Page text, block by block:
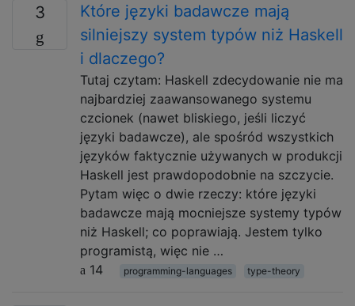
3
Które języki badawcze mają
silniejszy system typów niż Haskell
i dlaczego?
Tutaj czytam: Haskell zdecydowanie nie ma
najbardziej zaawansowanego systemu
czcionek (nawet bliskiego, jeśli liczyć
języki badawcze), ale spośród wszystkich
języków faktycznie używanych w produkcji
Haskell jest prawdopodobnie na szczycie.
Pytam więc o dwie rzeczy: które języki
badawcze mają mocniejsze systemy typów
niż Haskell; co poprawiają. Jestem tylko
programistą, więc nie …
14
programming-languages type-theory